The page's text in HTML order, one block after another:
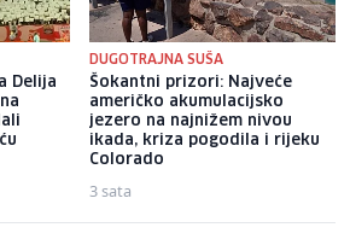
Delija
DUGOTRAJNA SUŠA
Šokantni prizori: Najveće
američko akumulacijsko
jezero na najnižem nivou
ikada, kriza pogodila i rijeku
Colorado
3 sata